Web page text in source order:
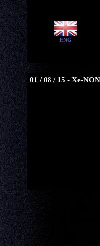
ENG
01 / 08 / 15 - Xe-